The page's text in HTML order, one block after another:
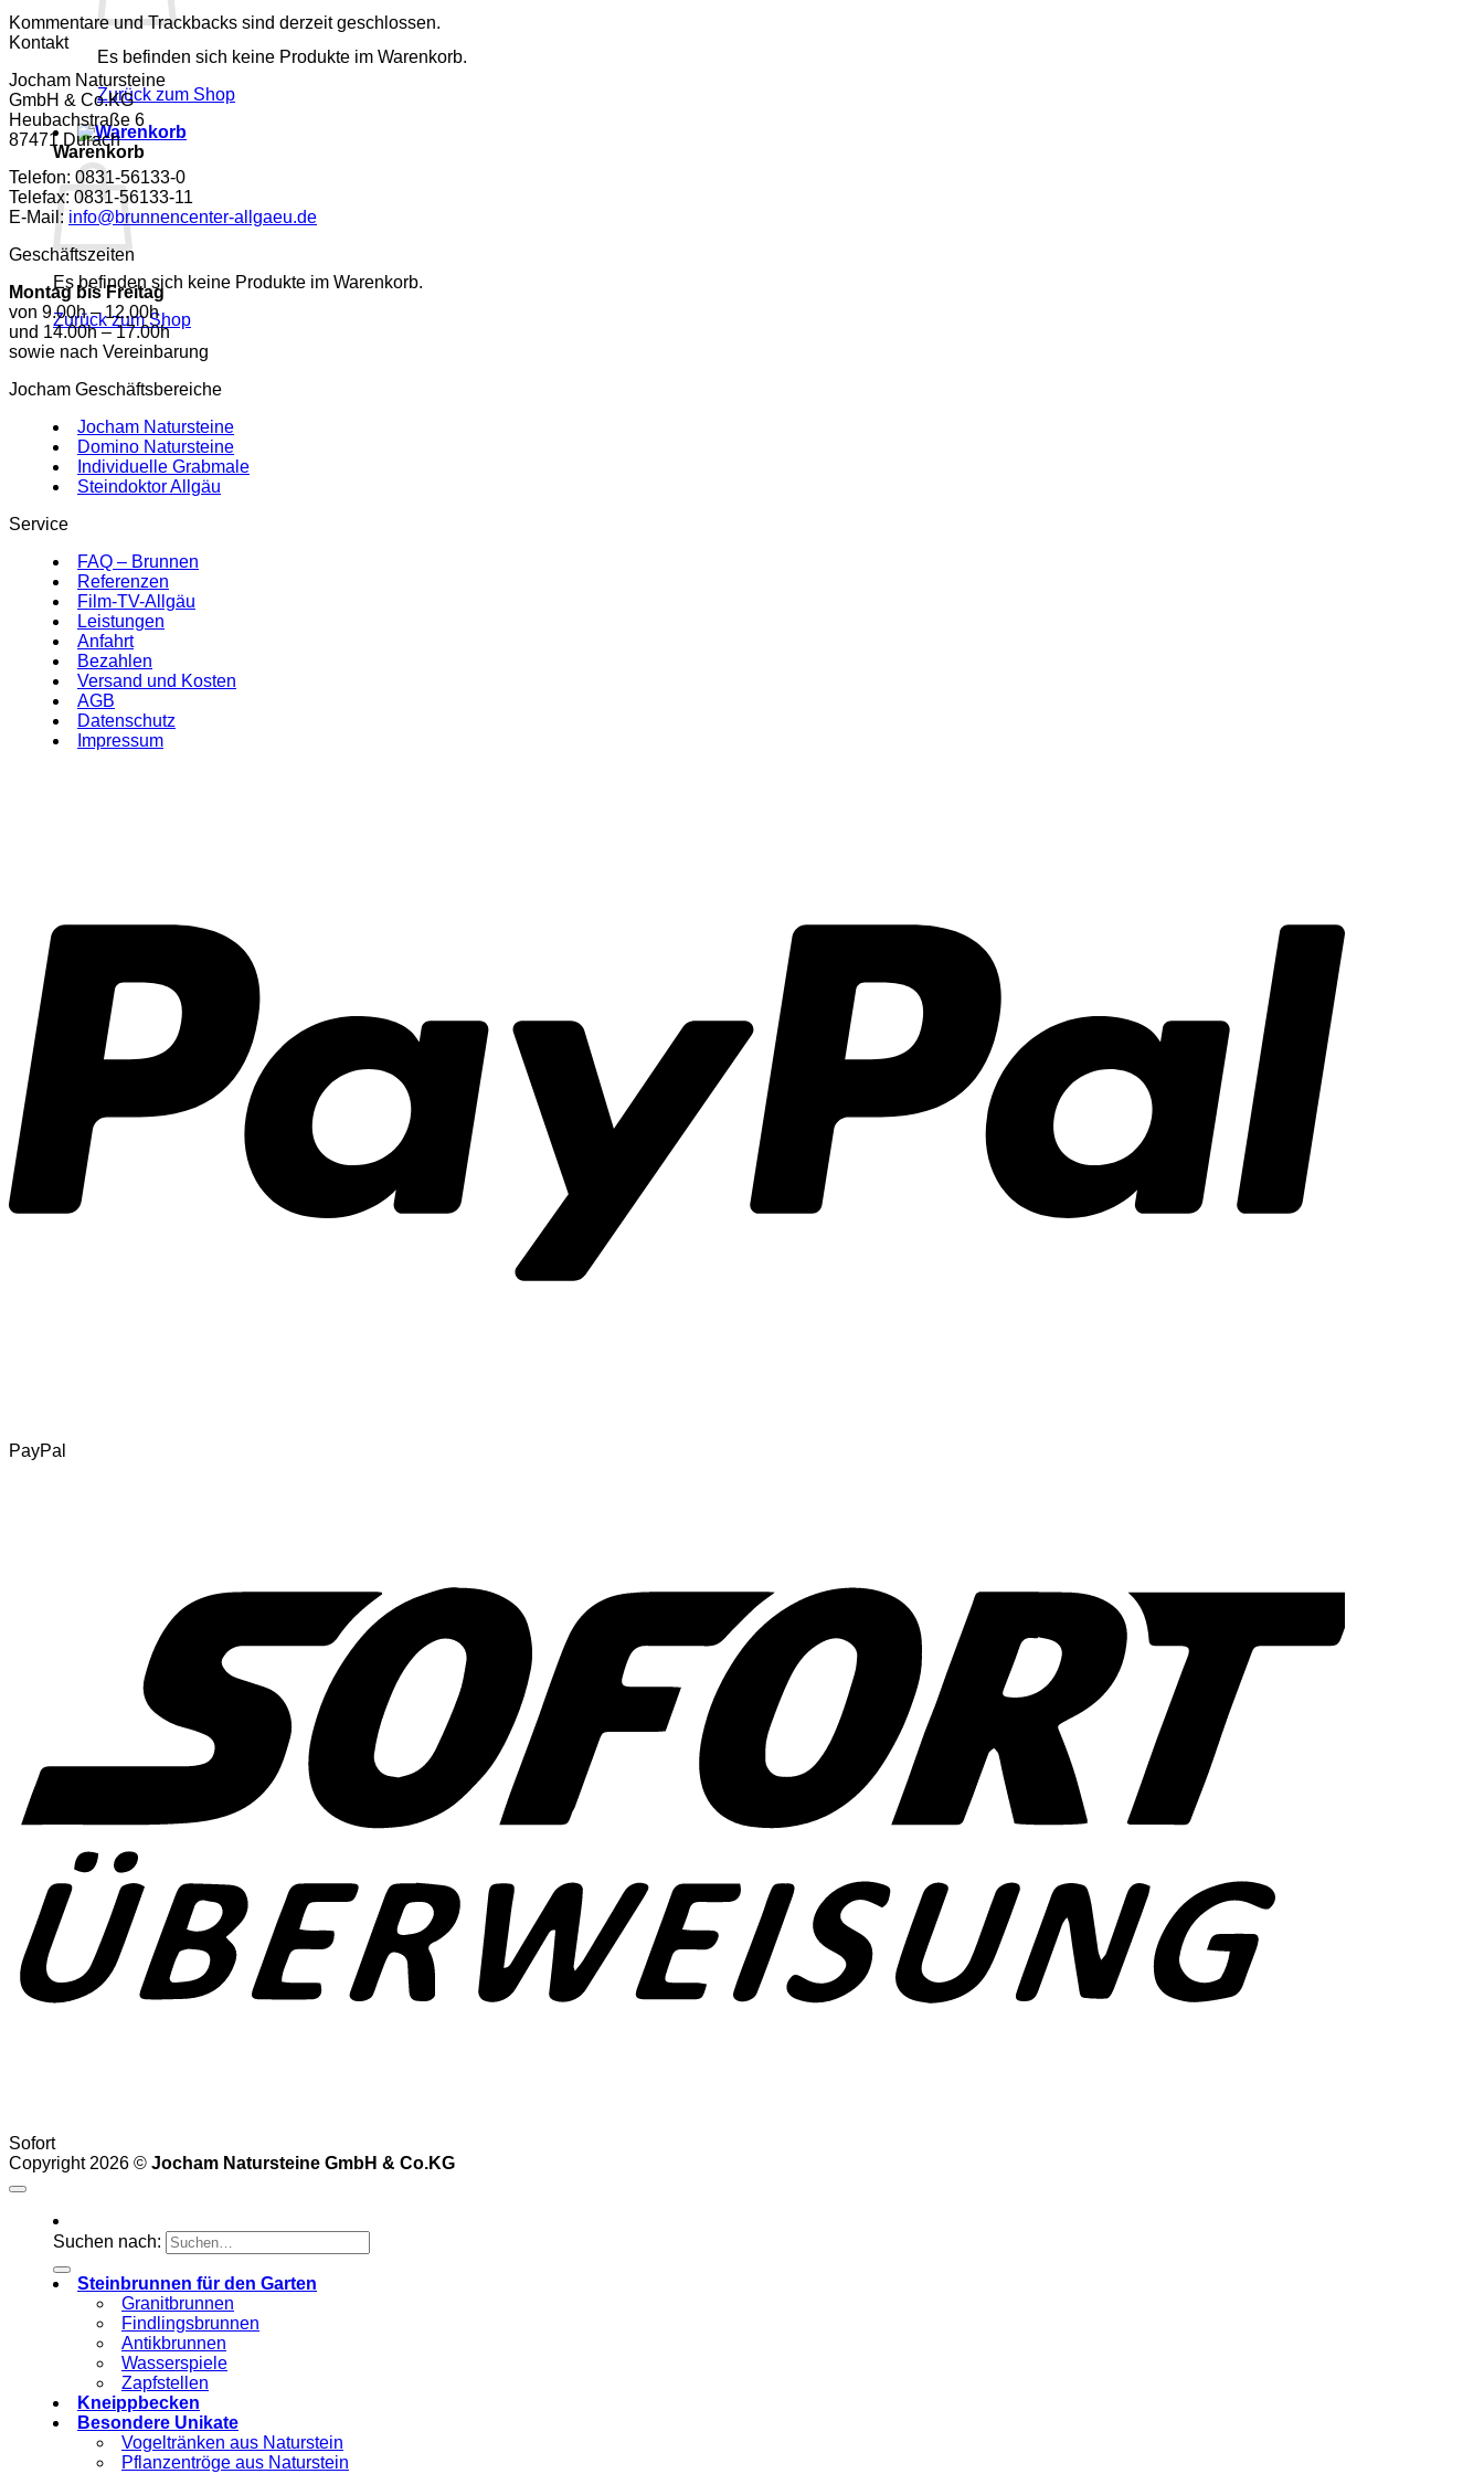
Es befinden sich keine Produkte im Warenkorb.
Zurück zum Shop
Warenkorb
Es befinden sich keine Produkte im Warenkorb.
Zurück zum Shop
Kommentare und Trackbacks sind derzeit geschlossen.
Kontakt
Jocham Natursteine
GmbH & Co.KG
Heubachstraße 6
87471 Durach
Telefon: 0831-56133-0
Telefax: 0831-56133-11
E-Mail: info@brunnencenter-allgaeu.de
Geschäftszeiten
Montag bis Freitag
von 9.00h – 12.00h
und 14.00h – 17.00h
sowie nach Vereinbarung
Jocham Geschäftsbereiche
Jocham Natursteine
Domino Natursteine
Individuelle Grabmale
Steindoktor Allgäu
Service
FAQ – Brunnen
Referenzen
Film-TV-Allgäu
Leistungen
Anfahrt
Bezahlen
Versand und Kosten
AGB
Datenschutz
Impressum
PayPal
Sofort
Copyright 2026 © Jocham Natursteine GmbH & Co.KG
Suchen nach:
Steinbrunnen für den Garten
Granitbrunnen
Findlingsbrunnen
Antikbrunnen
Wasserspiele
Zapfstellen
Kneippbecken
Besondere Unikate
Vogeltränken aus Naturstein
Pflanzentröge aus Naturstein